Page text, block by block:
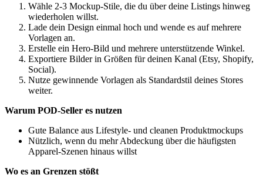
Wähle 2-3 Mockup-Stile, die du über deine Listings hinweg
wiederholen willst.
Lade dein Design einmal hoch und wende es auf mehrere
Vorlagen an.
Erstelle ein Hero-Bild und mehrere unterstützende Winkel.
Exportiere Bilder in Größen für deinen Kanal (Etsy, Shopify,
Social).
Nutze gewinnende Vorlagen als Standardstil deines Stores
weiter.
Warum POD-Seller es nutzen
Gute Balance aus Lifestyle- und cleanen Produktmockups
Nützlich, wenn du mehr Abdeckung über die häufigsten
Apparel-Szenen hinaus willst
Wo es an Grenzen stößt